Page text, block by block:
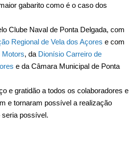
gabarito como é o caso dos
Clube Naval de Ponta Delgada, com
Regional de Vela dos Açores e com
Motors, da Dionísio Carreiro de
e da Câmara Municipal de Ponta
e gratidão a todos os colaboradores e
e tornaram possível a realização
possível.